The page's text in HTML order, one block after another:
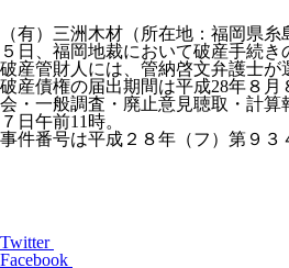
（有）三洲木材（所在地：福岡県
５日、福岡地裁において破産手続き
破産管財人には、管納啓文弁護士が
破産債権の届出期間は平成28年８
会・一般調査・廃止意見聴取・計算
７日午前11時。
事件番号は平成２８年（フ）第９３
Twitter
Facebook